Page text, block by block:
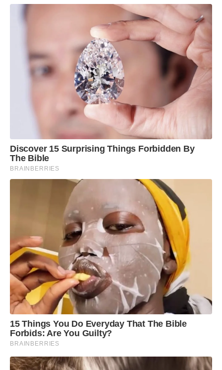
Discover 15 Surprising Things Forbidden By
The Bible
BRAINBERRIES
15 Things You Do Everyday That The Bible
Forbids: Are You Guilty?
BRAINBERRIES